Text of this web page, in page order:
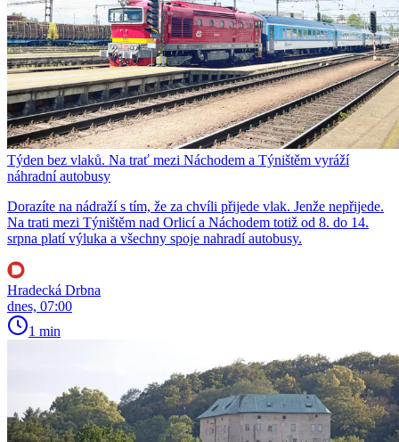
Týden bez vlaků. Na trať mezi Náchodem a Týništěm vyráží
náhradní autobusy
Dorazíte na nádraží s tím, že za chvíli přijede vlak. Jenže nepřijede.
Na trati mezi Týništěm nad Orlicí a Náchodem totiž od 8. do 14.
srpna platí výluka a všechny spoje nahradí autobusy.
Hradecká Drbna
dnes, 07:00
1 min